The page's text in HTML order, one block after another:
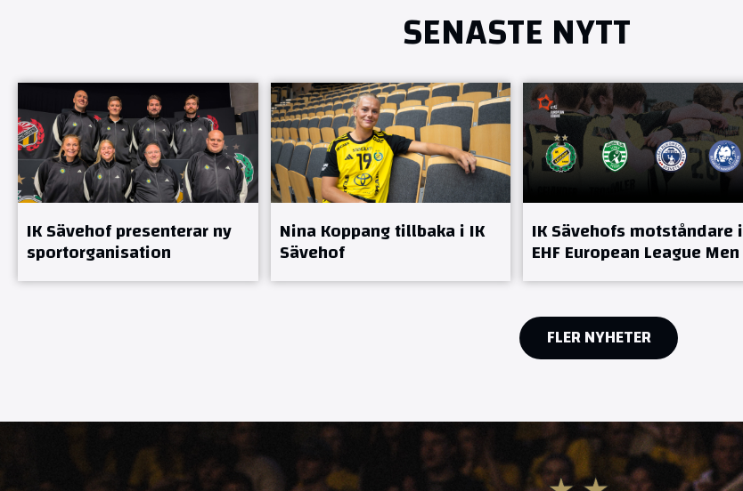
SENASTE NYTT
IK Sävehof presenterar ny
sportorganisation
Nina Koppang tillbaka i IK
Sävehof
IK Sävehofs motståndare i
EHF European League Men
FLER NYHETER